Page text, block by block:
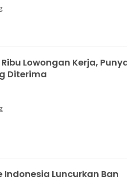
Ribu Lowongan Kerja,
Diterima
Indonesia Luncurkan Ban